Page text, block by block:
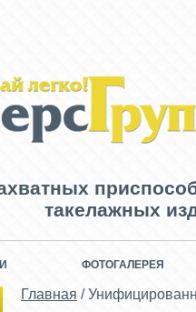
такелажных
ФОТОГАЛЕРЕЯ
Главная /